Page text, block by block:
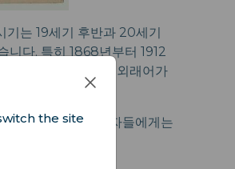
기는 19세기 후반과 20세기
니다. 특히 1868년부터 1912
대개 영어에서 온 외래어가
니다.
학자와 언어 학습자들에게는
the site